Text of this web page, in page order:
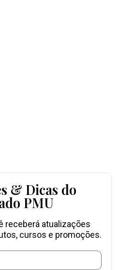
& Dicas do
PMU
receberá atualizações
cursos e promoções.